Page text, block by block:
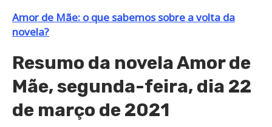
Amor de Mãe: o que sabemos sobre a volta da
novela?
Resumo da novela Amor de
Mãe, segunda-feira, dia 22
de março de 2021